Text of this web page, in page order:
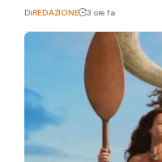
DiREDAZIONE 3 ore fa